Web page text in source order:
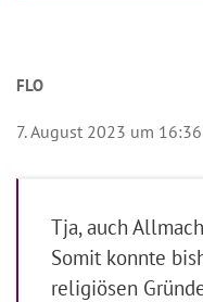
FLO
7. August 2023 um
Tja, auch
Somit konnte
religiösen